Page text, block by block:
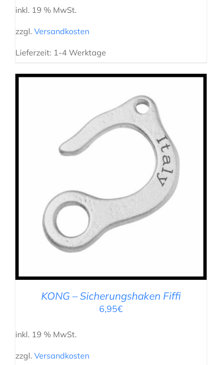
inkl. 19 % MwSt.
zzgl. Versandkosten
Lieferzeit: 1-4 Werktage
DETAILS
KONG – Sicherungshaken Fiffi
6,95€
inkl. 19 % MwSt.
zzgl. Versandkosten